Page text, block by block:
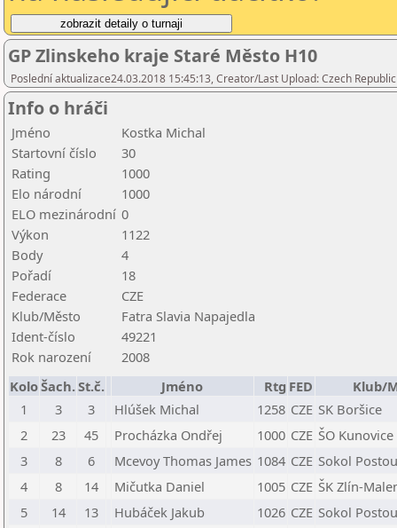
GP Zlinskeho kraje Staré Město H10
Poslední aktualizace24.03.2018 15:45:13, Creator/Last Upload: Czech
Info o hráči
Jméno
Kostka Michal
Startovní číslo
30
Rating
1000
Elo národní
1000
ELO mezinárodní 0
Výkon
1122
Body
4
Pořadí
18
Federace
CZE
Klub/Město
Fatra Slavia Napajedla
Ident-číslo
49221
Rok narození
2008
KoloŠach.St.č. Jméno Rtg FED
Klub/
1
3 3 Hlúšek Michal 1258 CZE SK Boršice
2
23 45 Procházka Ondřej 1000 CZE ŠO Kunovice
3
8 6 Mcevoy Thomas James 1084 CZE Sokol
4
8 14 Mičutka Daniel 1005 CZE ŠK Zlín-
5
14 13 Hubáček Jakub 1026 CZE Sokol